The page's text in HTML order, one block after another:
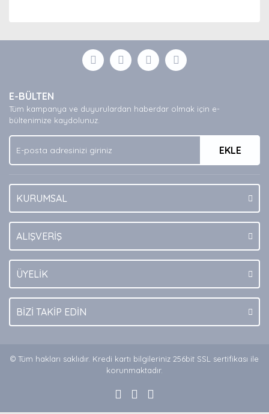
Yorum Yaz
formunu kullanarak tarafımıza iletebilirsiniz.
Görüş ve önerileriniz için teşekkür ederiz.
Ürün açıklamasında eksik bilgiler bulunuyor.
Ürün bilgilerinde hatalar bulunuyor.
Ürün fiyatı diğer sitelerden daha pahalı.
Bu ürüne benzer farklı alternatifler olmalı.
E-BÜLTEN
Tüm kampanya ve duyurulardan haberdar olmak için e-
bültenimize kaydolunuz.
EKLE
KURUMSAL
ALIŞVERİŞ
ÜYELİK
BİZİ TAKİP EDİN
© Tüm hakları saklıdır. Kredi kartı bilgileriniz 256bit SSL sertifikası ile
korunmaktadır.